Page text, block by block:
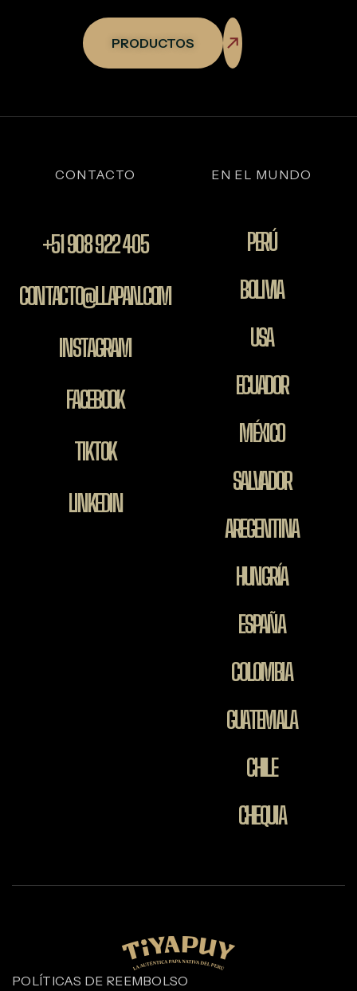
PRODUCTOS
CONTACTO
+51 908 922 405
CONTACTO@LLAPAN.COM
INSTAGRAM
FACEBOOK
TIKTOK
LINKEDIN
EN EL MUNDO
PERÚ
BOLIVIA
USA
ECUADOR
MÉXICO
SALVADOR
AREGENTINA
HUNGRÍA
ESPAÑA
COLOMBIA
GUATEMALA
CHILE
CHEQUIA
POLÍTICAS DE REEMBOLSO